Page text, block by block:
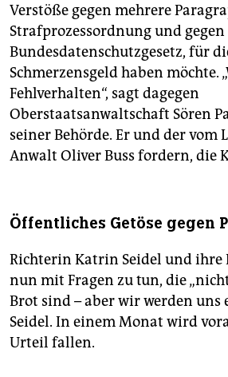
Verstöße gegen mehrere
Strafprozessordnung und gegen
Bundesdatenschutzgesetz, für
Schmerzensgeld haben möchte.
Fehlverhalten“, sagt dagegen
Oberstaatsanwaltschaft Sören
seiner Behörde. Er und der vom
Anwalt Oliver Buss fordern, die
Öffentliches Getöse gegen
Richterin Katrin Seidel und ihre
nun mit Fragen zu tun, die
Brot sind – aber wir werden uns
Seidel. In einem Monat wird
Urteil fallen.